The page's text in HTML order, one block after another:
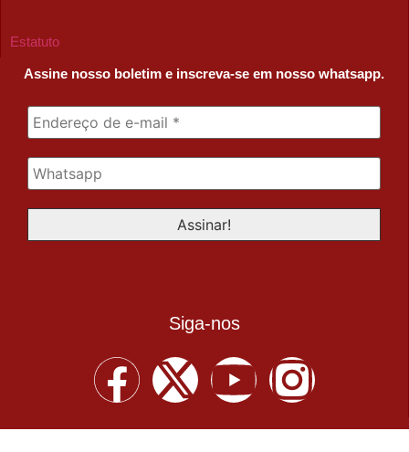
Estatuto
Assine nosso boletim e inscreva-se em nosso whatsapp.
Siga-nos